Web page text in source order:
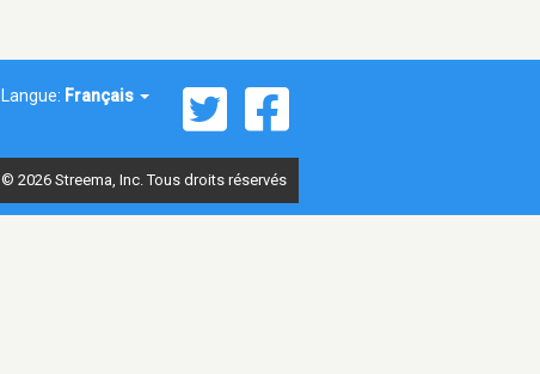
Langue: Français
© 2026 Streema, Inc. Tous droits réservés